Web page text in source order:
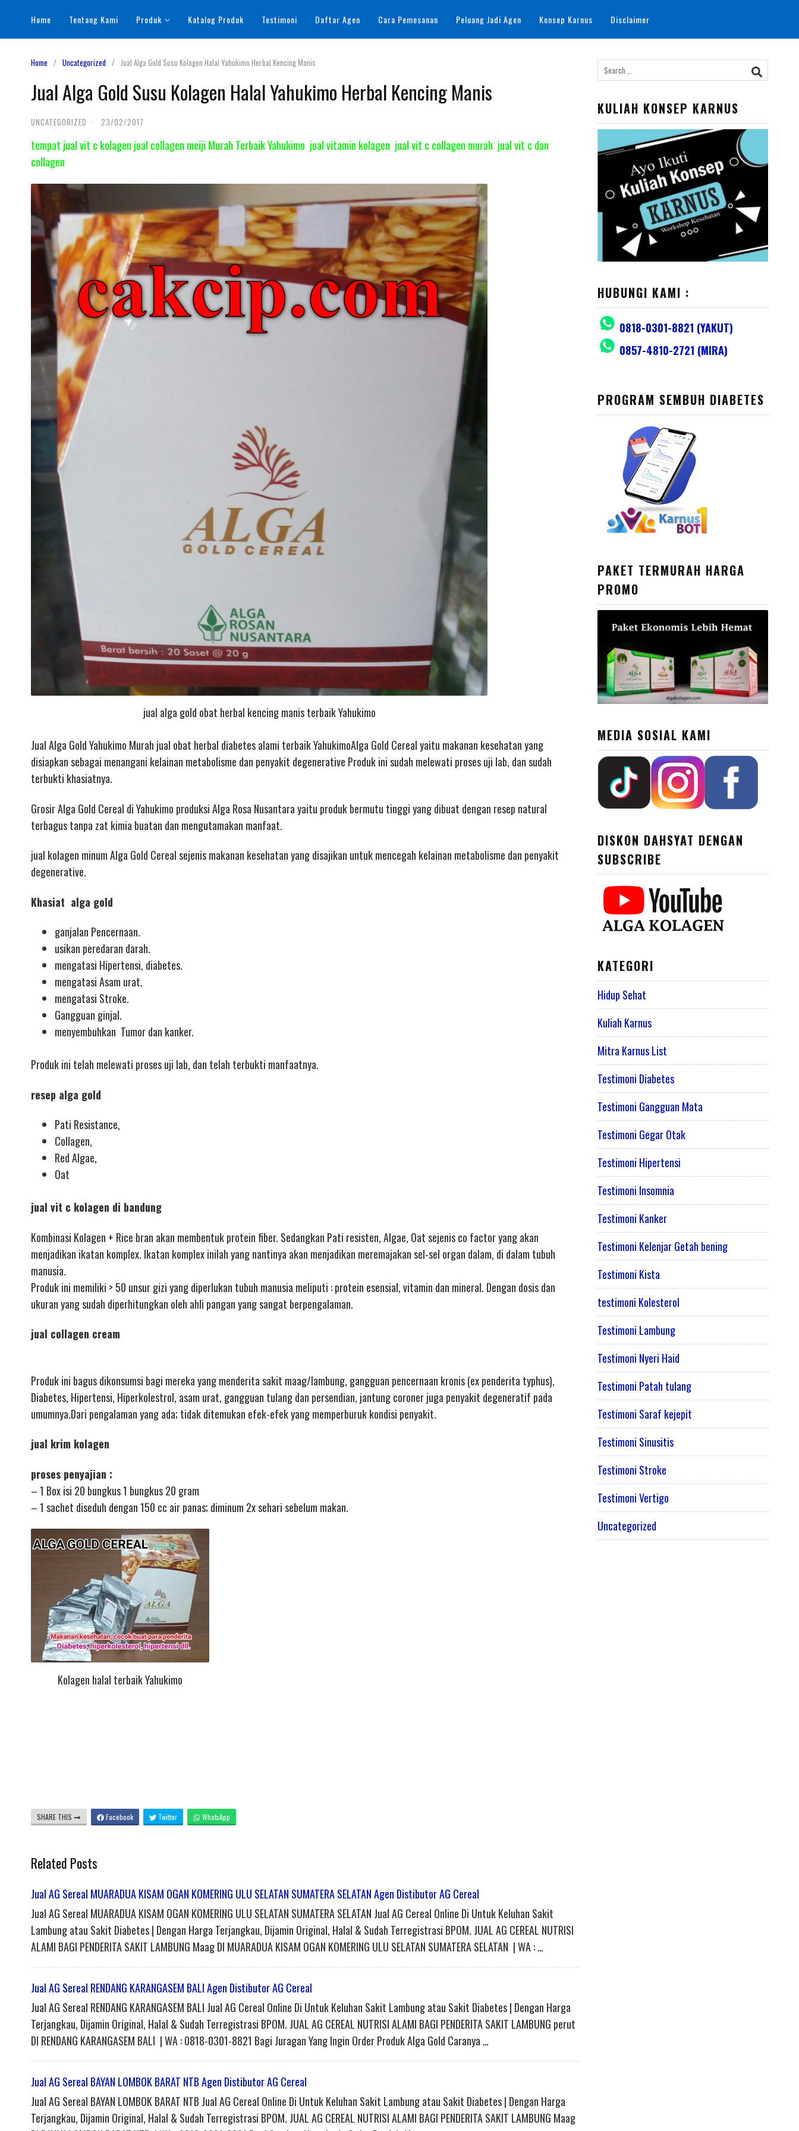
content
Home Tentang Kami Produk Katalog Produk Testimoni Daftar Agen Cara Pemesanan Peluang Jadi Agen Konsep Karnus Disclaimer
Home Uncategorized Jual Alga Gold Susu Kolagen Halal Yahukimo Herbal Kencing Manis
Jual Alga Gold Susu Kolagen Halal Yahukimo Herbal Kencing Manis
UNCATEGORIZED · 23/02/2017
tempat jual vit c kolagen jual collagen meiji Murah Terbaik Yahukimo jual vitamin kolagen jual vit c collagen murah jual vit c dan
collagen
jual alga gold obat herbal kencing manis terbaik Yahukimo
Jual Alga Gold Yahukimo Murah jual obat herbal diabetes alami terbaik YahukimoAlga Gold Cereal yaitu makanan kesehatan yang
disiapkan sebagai menangani kelainan metabolisme dan penyakit degenerative Produk ini sudah melewati proses uji lab, dan sudah
terbukti khasiatnya.
Grosir Alga Gold Cereal di Yahukimo produksi Alga Rosa Nusantara yaitu produk bermutu tinggi yang dibuat dengan resep natural
terbagus tanpa zat kimia buatan dan mengutamakan manfaat.
jual kolagen minumAlga Gold Cereal sejenis makanan kesehatan yang disajikan untuk mencegah kelainan metabolisme dan penyakit
degenerative.
Khasiat alga gold
ganjalan Pencernaan.
usikan peredaran darah.
mengatasi Hipertensi, diabetes.
mengatasi Asam urat.
mengatasi Stroke.
Gangguan ginjal.
menyembuhkan Tumor dan kanker.
Produk ini telah melewati proses uji lab, dan telah terbukti manfaatnya.
resep alga gold
Pati Resistance,
Collagen,
Red Algae,
Oat
jual vit c kolagen di bandung
Kombinasi Kolagen + Rice bran akan membentuk protein fiber. Sedangkan Pati resisten, Algae, Oat sejenis co factor yang akan
menjadikan ikatan komplex. Ikatan komplex inilah yang nantinya akan menjadikan meremajakan sel-sel organ dalam, di dalam tubuh
manusia.
Produk ini memiliki > 50 unsur gizi yang diperlukan tubuh manusia meliputi : protein esensial, vitamin dan mineral. Dengan dosis dan
ukuran yang sudah diperhitungkan oleh ahli pangan yang sangat berpengalaman.
jual collagen cream
Produk ini bagus dikonsumsi bagi mereka yang menderita sakit maag/lambung, gangguan pencernaan kronis (ex penderita typhus),
Diabetes, Hipertensi, Hiperkolestrol, asam urat, gangguan tulang dan persendian, jantung coroner juga penyakit degeneratif pada
umumnya.Dari pengalaman yang ada; tidak ditemukan efek-efek yang memperburuk kondisi penyakit.
jual krim kolagen
proses penyajian :
– 1 Box isi 20 bungkus 1 bungkus 20 gram
– 1 sachet diseduh dengan 150 cc air panas; diminum 2x sehari sebelum makan.
Kolagen halal terbaik Yahukimo
SHARE THIS Facebook Twitter WhatsApp
Related Posts
Jual AG Sereal MUARADUA KISAM OGAN KOMERING ULU SELATAN SUMATERA SELATAN Agen Distibutor AG Cereal
Jual AG Sereal MUARADUA KISAM OGAN KOMERING ULU SELATAN SUMATERA SELATAN Jual AG Cereal Online Di Untuk Keluhan Sakit
Lambung atau Sakit Diabetes | Dengan Harga Terjangkau, Dijamin Original, Halal & Sudah Terregistrasi BPOM. JUAL AG CEREAL NUTRISI
ALAMI BAGI PENDERITA SAKIT LAMBUNG Maag DI MUARADUA KISAM OGAN KOMERING ULU SELATAN SUMATERA SELATAN | WA : …
Jual AG Sereal RENDANG KARANGASEM BALI Agen Distibutor AG Cereal
Jual AG Sereal RENDANG KARANGASEM BALI Jual AG Cereal Online Di Untuk Keluhan Sakit Lambung atau Sakit Diabetes | Dengan Harga
Terjangkau, Dijamin Original, Halal & Sudah Terregistrasi BPOM. JUAL AG CEREAL NUTRISI ALAMI BAGI PENDERITA SAKIT LAMBUNG perut
DI RENDANG KARANGASEM BALI | WA : 0818-0301-8821 Bagi Juragan Yang Ingin Order Produk Alga Gold Caranya …
Jual AG Sereal BAYAN LOMBOK BARAT NTB Agen Distibutor AG Cereal
Jual AG Sereal BAYAN LOMBOK BARAT NTB Jual AG Cereal Online Di Untuk Keluhan Sakit Lambung atau Sakit Diabetes | Dengan Harga
Terjangkau, Dijamin Original, Halal & Sudah Terregistrasi BPOM. JUAL AG CEREAL NUTRISI ALAMI BAGI PENDERITA SAKIT LAMBUNG Maag
Search
for:
KULIAH KONSEP KARNUS
HUBUNGI KAMI :
0818-0301-8821 (YAKUT)
0857-4810-2721 (MIRA)
PROGRAM SEMBUH DIABETES
PAKET TERMURAH HARGA
PROMO
MEDIA SOSIAL KAMI
DISKON DAHSYAT DENGAN
SUBSCRIBE
KATEGORI
Hidup Sehat
Kuliah Karnus
Mitra Karnus List
Testimoni Diabetes
Testimoni Gangguan Mata
Testimoni Gegar Otak
Testimoni Hipertensi
Testimoni Insomnia
Testimoni Kanker
Testimoni Kelenjar Getah bening
Testimoni Kista
testimoni Kolesterol
Testimoni Lambung
Testimoni Nyeri Haid
Testimoni Patah tulang
Testimoni Saraf kejepit
Testimoni Sinusitis
Testimoni Stroke
Testimoni Vertigo
Uncategorized